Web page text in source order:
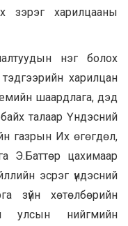
зэрэг харилцааны
нэг болох
харилцан
шаардлага, дэд
талаар Үндэсний
газрын Их өгөгдөл,
Э.Баттөр цахимаар
эсрэг үндэсний
зүйн хөтөлбөрийн
улсын нийгмийн